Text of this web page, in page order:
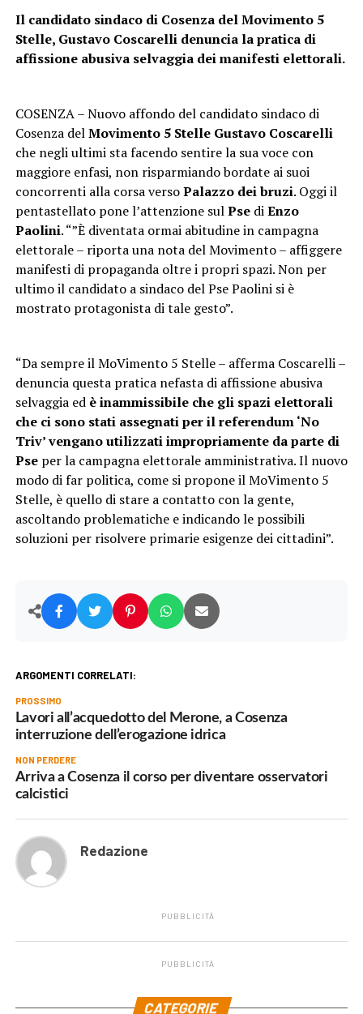
Il candidato sindaco di Cosenza del Movimento 5
Stelle, Gustavo Coscarelli denuncia la pratica di
affissione abusiva selvaggia dei manifesti elettorali.
COSENZA – Nuovo affondo del candidato sindaco di
Cosenza delMovimento 5 Stelle Gustavo Coscarelli
che negli ultimi sta facendo sentire la sua voce con
maggiore enfasi, non risparmiando bordate ai suoi
concorrenti alla corsa versoPalazzo dei bruzi. Oggi il
pentastellato pone l’attenzione sulPsediEnzo
Paolini. “”È diventata ormai abitudine in campagna
elettorale – riporta una nota del Movimento – affiggere
manifesti di propaganda oltre i propri spazi. Non per
ultimo il candidato a sindaco del Pse Paolini si è
mostrato protagonista di tale gesto”.
“Da sempre il MoVimento 5 Stelle – afferma Coscarelli –
denuncia questa pratica nefasta di affissione abusiva
selvaggia ed è inammissibile che gli spazi elettorali
che ci sono stati assegnati per il referendum ‘No
Triv’ vengano utilizzati impropriamente da parte di
Pseper la campagna elettorale amministrativa. Il nuovo
modo di far politica, come si propone il MoVimento 5
Stelle, è quello di stare a contatto con la gente,
ascoltando problematiche e indicando le possibili
soluzioni per risolvere primarie esigenze dei cittadini”.
ARGOMENTI CORRELATI:
PROSSIMO
Lavori all’acquedotto del Merone, a Cosenza
interruzione dell’erogazione idrica
NON PERDERE
Arriva a Cosenza il corso per diventare osservatori
calcistici
Redazione
PUBBLICITÀ
PUBBLICITÀ
CATEGORIE